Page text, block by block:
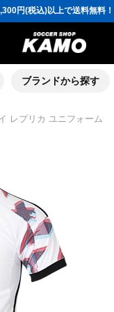
ト還元率5％！プレミア会員
生月に「10％OFFクーポン
込)以上でシューズケースプ
3,300円(税込)以上で送料無料！
ト還元率5％！プレミア会員
生月に「10％OFFクーポン
ブランドから探す
レプリカ ユニフォーム